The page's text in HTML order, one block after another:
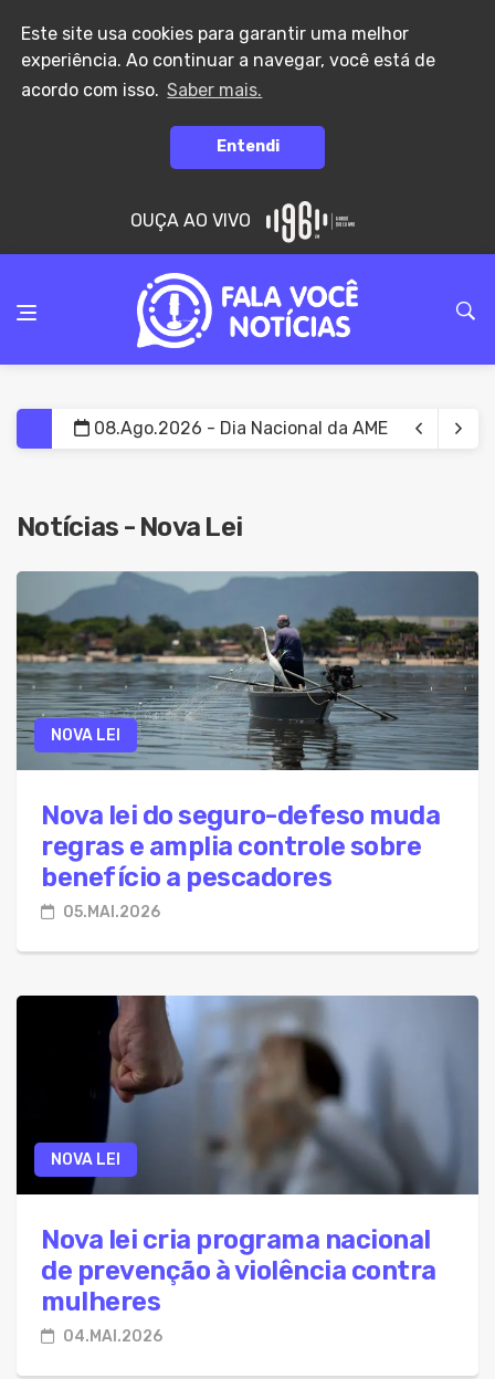
Este site usa cookies para garantir uma melhor
experiência. Ao continuar a navegar, você está de
acordo com isso. Saber mais.
Entendi
OUÇA AO VIVO
08.Ago.2026 - Homem com mandado de
08.Ago.2026 - Atraso no teste do pezinho
08.Ago.2026 - Projeto prevê até 20 anos de
08.Ago.2026 - PM presta apoio ao Conselho
08.Ago.2026 - Colesterol: prevenção e
08.Ago.2026 - Bahia fica abaixo das metas do
Notícias - Nova Lei
NOVA LEI
Nova lei do seguro-defeso muda
regras e amplia controle sobre
benefício a pescadores
05.MAI.2026
NOVA LEI
Nova lei cria programa nacional
de prevenção à violência contra
mulheres
04.MAI.2026